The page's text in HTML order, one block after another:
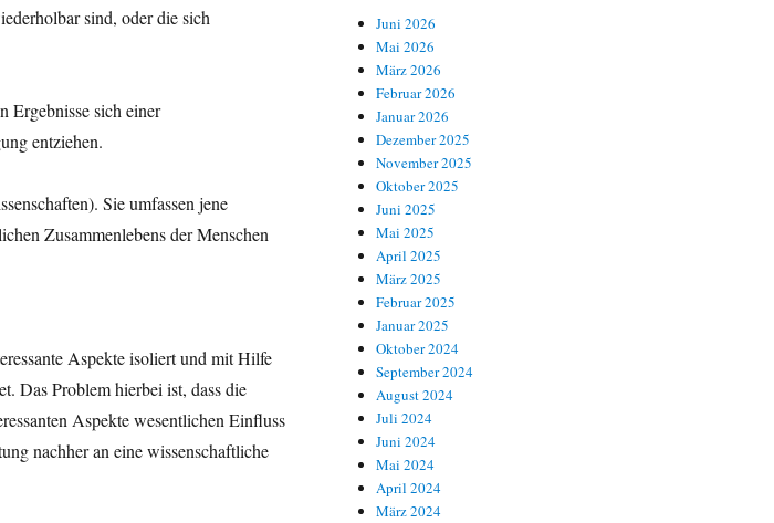
sind, oder die sich
Ergebnisse sich einer
entziehen.
Sie umfassen jene
Zusammenlebens der Menschen
Aspekte isoliert und mit Hilfe
Das Problem hierbei ist, dass die
Aspekte wesentlichen Einfluss
nachher an eine wissenschaftliche
Juni 2026
Mai 2026
März 2026
Februar 2026
Januar 2026
Dezember 2025
November 2025
Oktober 2025
Juni 2025
Mai 2025
April 2025
März 2025
Februar 2025
Januar 2025
Oktober 2024
September 2024
August 2024
Juli 2024
Juni 2024
Mai 2024
April 2024
März 2024